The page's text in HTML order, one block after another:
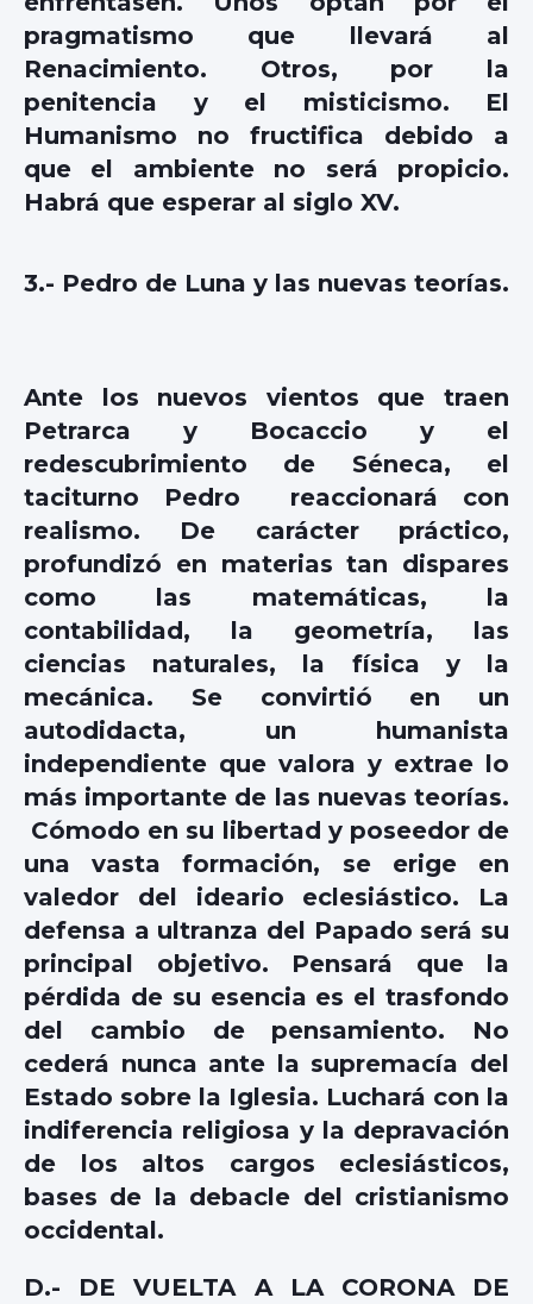
pragmatismo que llevará al
Renacimiento. Otros, por la
penitencia y el misticismo. El
Humanismo no fructifica debido a
que el ambiente no será propicio.
Habrá que esperar al siglo XV.
3.- Pedro de Luna y las nuevas teorías.
Ante los nuevos vientos que traen
Petrarca y Bocaccio y el
redescubrimiento de Séneca, el
taciturno Pedro reaccionará con
realismo. De carácter práctico,
profundizó en materias tan dispares
como las matemáticas, la
contabilidad, la geometría, las
ciencias naturales, la física y la
mecánica. Se convirtió en un
autodidacta, un humanista
independiente que valora y extrae lo
más importante de las nuevas teorías.
Cómodo en su libertad y poseedor de
una vasta formación, se erige en
valedor del ideario eclesiástico. La
defensa a ultranza del Papado será su
principal objetivo. Pensará que la
pérdida de su esencia es el trasfondo
del cambio de pensamiento. No
cederá nunca ante la supremacía del
Estado sobre la Iglesia. Luchará con la
indiferencia religiosa y la depravación
de los altos cargos eclesiásticos,
bases de la debacle del cristianismo
occidental.
D.- DE VUELTA A LA CORONA DE